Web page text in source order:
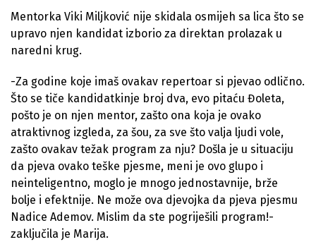
Mentorka Viki Miljković nije skidala osmijeh sa lica što se
upravo njen kandidat izborio za direktan prolazak u
naredni krug.
-Za godine koje imaš ovakav repertoar si pjevao odlično.
Što se tiče kandidatkinje broj dva, evo pitaću Đoleta,
pošto je on njen mentor, zašto ona koja je ovako
atraktivnog izgleda, za šou, za sve što valja ljudi vole,
zašto ovakav težak program za nju? Došla je u situaciju
da pjeva ovako teške pjesme, meni je ovo glupo i
neinteligentno, moglo je mnogo jednostavnije, brže
bolje i efektnije. Ne može ova djevojka da pjeva pjesmu
Nadice Ademov. Mislim da ste pogriješili program!-
zaključila je Marija.